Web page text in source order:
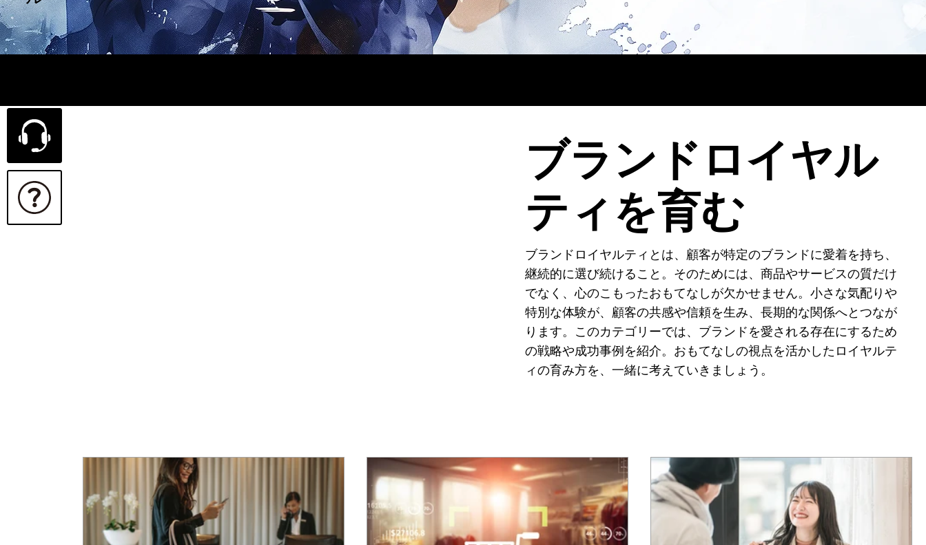
ブランドロイヤル
ティを育む
ブランドロイヤルティとは、顧客が特定のブランドに愛着を持ち、
継続的に選び続けること。そのためには、商品やサービスの質だけ
でなく、心のこもったおもてなしが欠かせません。小さな気配りや
特別な体験が、顧客の共感や信頼を生み、長期的な関係へとつなが
ります。このカテゴリーでは、ブランドを愛される存在にするため
の戦略や成功事例を紹介。おもてなしの視点を活かしたロイヤルテ
ィの育み方を、一緒に考えていきましょう。